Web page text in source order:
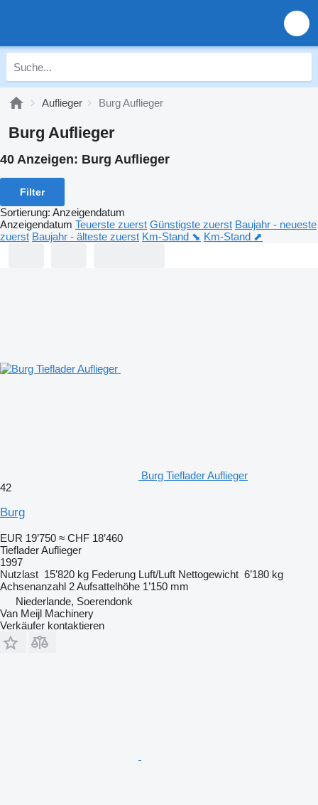
Auflieger Burg Auflieger
Burg Auflieger
40 Anzeigen: Burg Auflieger
Filter
Sortierung: Anzeigendatum
Anzeigendatum Teuerste zuerst Günstigste zuerst Baujahr - neueste
zuerst Baujahr - älteste zuerst Km-Stand ⬊ Km-Stand ⬈
Burg Tieflader Auflieger
42
Burg
EUR 19’750 ≈ CHF 18’460
Tieflader Auflieger
1997
Nutzlast 15’820 kg Federung Luft/Luft Nettogewicht 6’180 kg
Achsenanzahl 2Aufsattelhöhe 1’150 mm
Niederlande, Soerendonk
Van Meijl Machinery
Verkäufer kontaktieren